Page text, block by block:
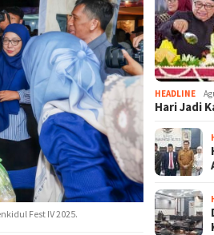
Fest IV 2025.
HEADLINE
Hari Jadi